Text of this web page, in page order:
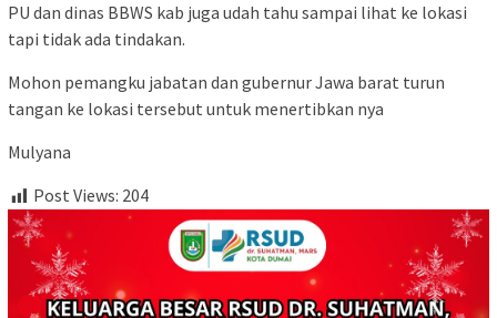
PU dan dinas BBWS kab juga udah tahu sampai lihat ke lokasi
tapi tidak ada tindakan.
Mohon pemangku jabatan dan gubernur Jawa barat turun
tangan ke lokasi tersebut untuk menertibkan nya
Mulyana
Post Views: 204